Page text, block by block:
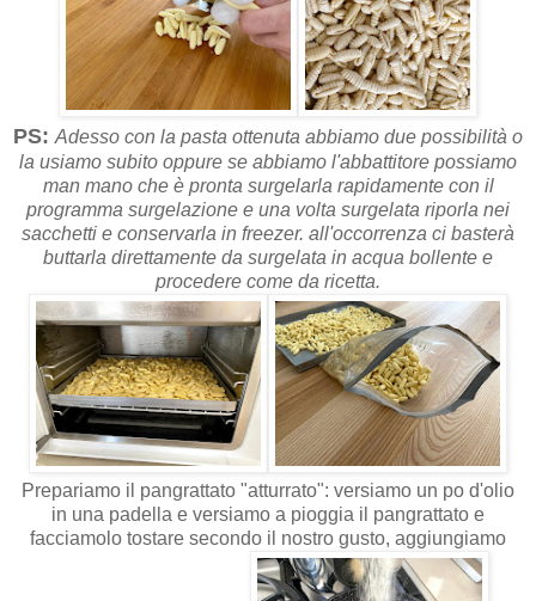
PS:Adesso con la pasta ottenuta abbiamo due possibilità o
la usiamo subito oppure se abbiamo l'abbattitore possiamo
man mano che è pronta surgelarla rapidamente con il
programma surgelazione e una volta surgelata riporla nei
sacchetti e conservarla in freezer. all'occorrenza ci basterà
buttarla direttamente da surgelata in acqua bollente e
procedere come da ricetta.
Prepariamo il pangrattato "atturrato": versiamo un po d'olio
in una padella e versiamo a pioggia il pangrattato e
facciamolo tostare secondo il nostro gusto, aggiungiamo